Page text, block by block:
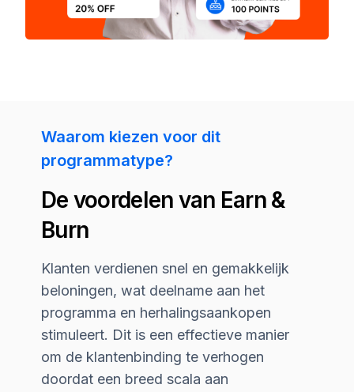
Waarom kiezen voor dit
programmatype?
De voordelen van Earn &
Burn
Klanten verdienen snel en gemakkelijk
beloningen, wat deelname aan het
programma en herhalingsaankopen
stimuleert. Dit is een effectieve manier
om de klantenbinding te verhogen
doordat een breed scala aan